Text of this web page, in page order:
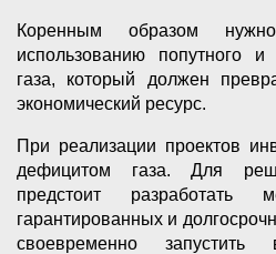
Коренным образом
использованию попутного
газа, который должен
экономический ресурс.
При реализации проектов
дефицитом газа. Для
предстоит разработать
гарантированных и
своевременно запустить